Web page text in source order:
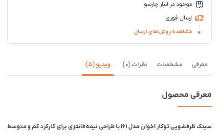
موجود در انبار چارسو
ارسال فوری
مشاهده روش های ارسال
معرفی مشخصات نظرات (0) ویدیو (5)
معرفی محصول
سینک ظرفشویی توکار اخوان مدل ۱۶۱ با طراحی نیمه فانتزی برای کارکرد کم و متوسط